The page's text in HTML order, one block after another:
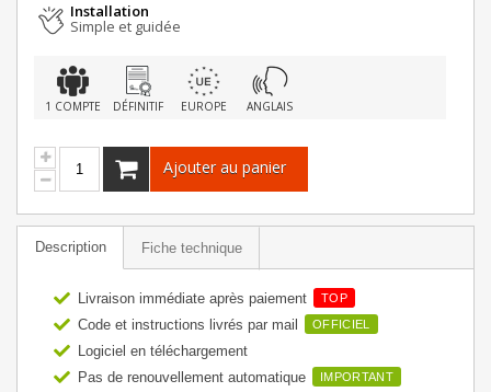
Installation
Simple et guidée
1 COMPTE DÉFINITIF EUROPE ANGLAIS
Ajouter au panier
Description Fiche technique
Livraison immédiate après paiement TOP
Code et instructions livrés par mail OFFICIEL
Logiciel en téléchargement
Pas de renouvellement automatique
IMPORTANT